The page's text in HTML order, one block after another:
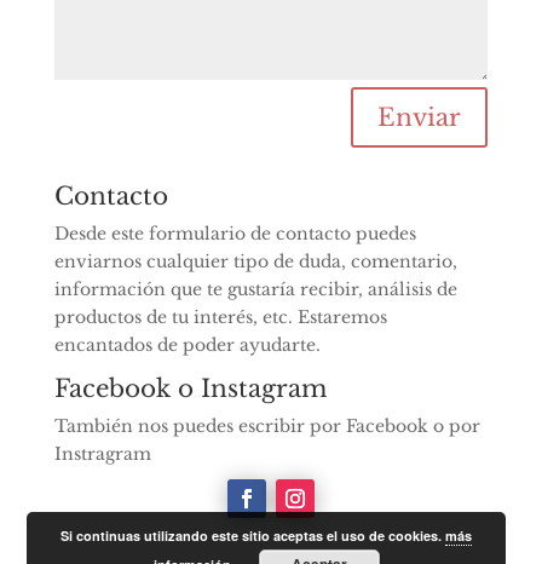
Enviar
Contacto
Desde este formulario de contacto puedes
enviarnos cualquier tipo de duda, comentario,
información que te gustaría recibir, análisis de
productos de tu interés, etc. Estaremos
encantados de poder ayudarte.
Facebook o Instagram
También nos puedes escribir por Facebook o por
Instragram
Si continuas utilizando este sitio aceptas el uso de cookies.más